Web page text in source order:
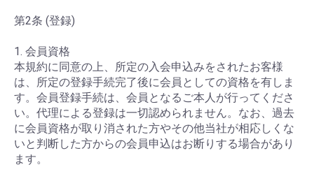
第2条 (登録)
1. 会員資格
本規約に同意の上、所定の入会申込みをされたお客様
は、所定の登録手続完了後に会員としての資格を有しま
す。会員登録手続は、会員となるご本人が行ってくださ
い。代理による登録は一切認められません。なお、過去
に会員資格が取り消された方やその他当社が相応しくな
いと判断した方からの会員申込はお断りする場合があり
ます。